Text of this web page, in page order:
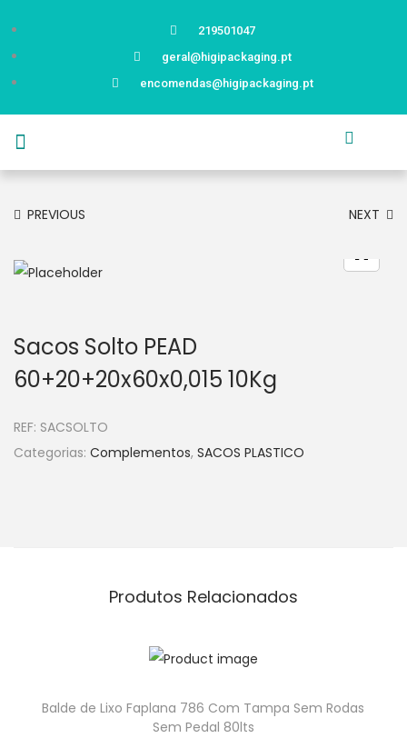
219501047
geral@higipackaging.pt
encomendas@higipackaging.pt
PREVIOUS NEXT
Sacos Solto PEAD
60+20+20x60x0,015 10Kg
REF: SACSOLTO
Categorias: Complementos, SACOS PLASTICO
Produtos Relacionados
Balde de Lixo Faplana 786 Com Tampa Sem Rodas
Sem Pedal 80lts